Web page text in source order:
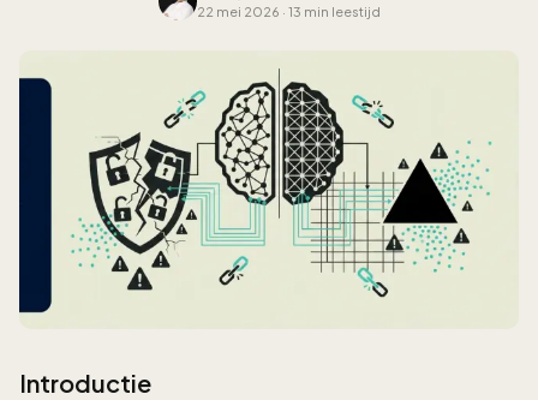
22 mei 2026 · 13 min leestijd
Introductie